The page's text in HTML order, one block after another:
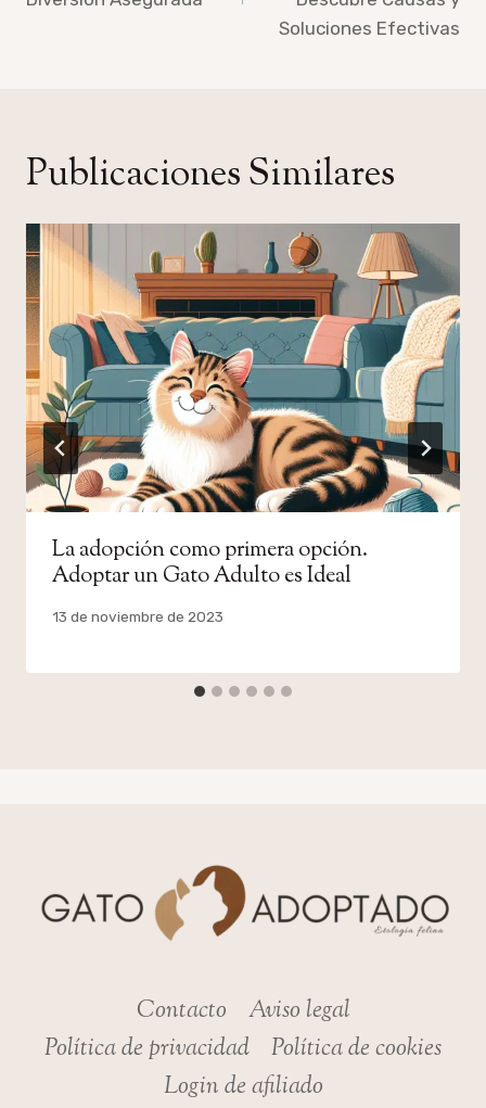
Soluciones Efectivas
Publicaciones Similares
La adopción como primera opción.
Adoptar un Gato Adulto es Ideal
Por
13 de noviembre de 2023
Contacto
Aviso legal
Política de privacidad
Política de cookies
Login de afiliado